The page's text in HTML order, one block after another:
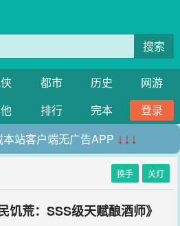
搜索
都市 历史
网游
排行 完本
登录
站客户端无广告APP ↓↓↓
换手 关灯
饥荒：SSS级天赋酿酒师》